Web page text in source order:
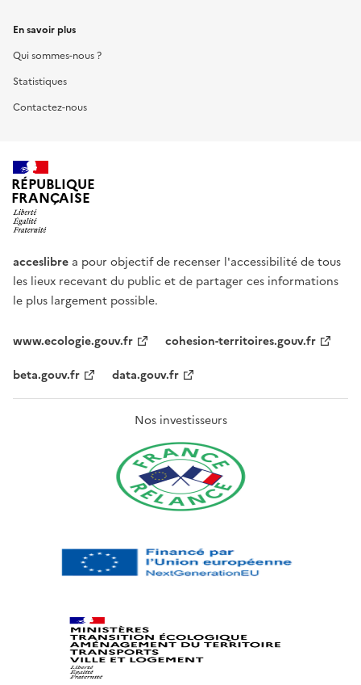
En savoir plus
Qui sommes-nous ?
Statistiques
Contactez-nous
RÉPUBLIQUE
FRANÇAISE
acceslibre a pour objectif de recenser l'accessibilité de tous
les lieux recevant du public et de partager ces informations
le plus largement possible.
www.ecologie.gouv.fr
cohesion-territoires.gouv.fr
beta.gouv.fr
data.gouv.fr
Nos investisseurs